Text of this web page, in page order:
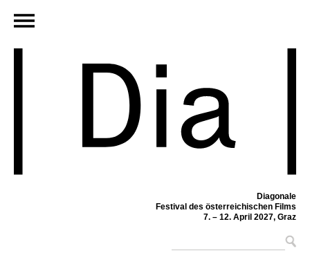
Diagonale
Festival des österreichischen Films
7. – 12. April 2027, Graz